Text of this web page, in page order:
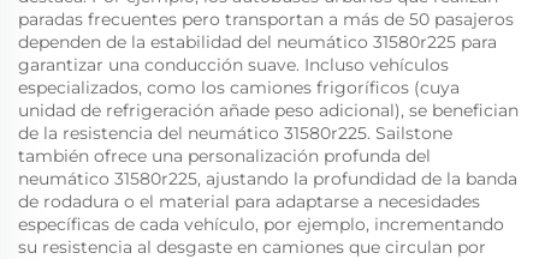
paradas frecuentes pero transportan a más de 50 pasajeros
dependen de la estabilidad del neumático 31580r225 para
garantizar una conducción suave. Incluso vehículos
especializados, como los camiones frigoríficos (cuya
unidad de refrigeración añade peso adicional), se benefician
de la resistencia del neumático 31580r225. Sailstone
también ofrece una personalización profunda del
neumático 31580r225, ajustando la profundidad de la banda
de rodadura o el material para adaptarse a necesidades
específicas de cada vehículo, por ejemplo, incrementando
su resistencia al desgaste en camiones que circulan por